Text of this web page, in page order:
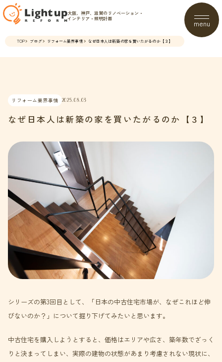
大阪、神戸、滋賀のリノベーション・
インテリア・照明計画
menu
TOP ブログ リフォーム業界事情 なぜ日本人は新築の家を買いたがるのか【３】
リフォーム業界事情 2025.08.03
なぜ日本人は新築の家を買いたがるのか【３】
シリーズの第3回目として、「日本の中古住宅市場が、なぜこれほど伸
びないのか？」について掘り下げてみたいと思います。
中古住宅を購入しようとすると、価格はエリアや広さ、築年数でざっく
りと決まってしまい、実際の建物の状態があまり考慮されない現状に、